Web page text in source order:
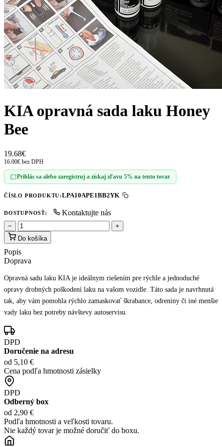
KIA opravná sada laku Honey
Bee
19.68€
16.00€ bez DPH
Prihlás sa alebo zaregistruj a získaj zľavu 5% na tento tovar
ČÍSLO PRODUKTU:LPA10APE1BB2YK
DOSTUPNOSŤ: Kontaktujte nás
−
+
Do košíka
Popis
Doprava
Opravná sadu laku KIA je ideálnym riešením pre rýchle a jednoduché
opravy drobných poškodení laku na vašom vozidle. Táto sada je navrhnutá
tak, aby vám pomohla rýchlo zamaskovať škrabance, odreniny či iné menšie
vady laku bez potreby návštevy autoservisu.
DPD
Doručenie na adresu
od 5,10 €
Cena podľa hmotnosti zásielky
DPD
Odberný box
od 2,90 €
Podľa hmotnosti a veľkosti tovaru.
Nie každý tovar je možné doručiť do boxu.